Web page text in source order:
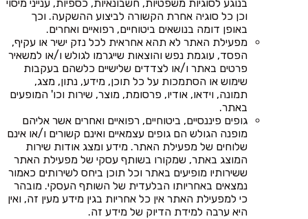
בנוגע לסוגיות משפטיות, חשבונאיות, כספיות, ענייני מיסוי
וכן כל סוגיה אחרת הקשורה לביצוע ההשקעה. וכך
באופן דומה בנושאים ביטוחיים, רפואיים ואחרים.
מפעילת האתר לא תהא אחראית לכל נזק ישיר או עקיף,
הפסד, עוגמת נפש והוצאות שייגרמו לגולש ו/או למשאיר
פרטים באתר ו/או לצדדים שלישיים כלשהם בעקבות
שימוש או הסתמכות על כל תוכן, מידע, נתון, מצג,
תמונה, וידאו, אודיו, פרסומת, מוצר, שירות וכו' המופעים
באתר.
גופים פיננסיים, ביטוחיים, רפואיים ואחרים אשר אליהם
מופנה הגולש הם גופים עצמאיים ואינם קשורים ו/או אינם
שלוחים של מפעילת האתר. מידע ומצג אודות שירות
המוצג באתר, שמקורו בשותף עסקי של מפעילת האתר
ששירותיו מופיעים באתר וכל תוכן ביחס לשירותים כאמור
נמצאים באחריותו הבלעדית של השותף העסקי. מובהר
כי למפעילת האתר אין כל אחריות בגין מידע מעין זה, ואין
היא ערבה למידת הדיוק של מידע זה.